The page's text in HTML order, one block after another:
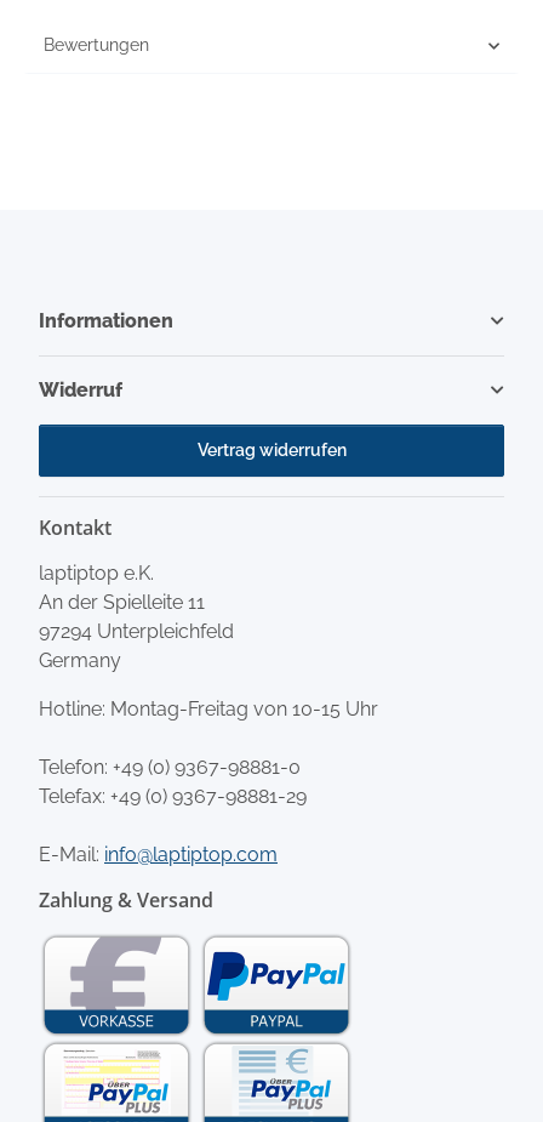
Bewertungen
Informationen
Widerruf
Vertrag widerrufen
Kontakt
laptiptop e.K.
An der Spielleite 11
97294 Unterpleichfeld
Germany
Hotline: Montag-Freitag von 10-15 Uhr
Telefon: +49 (0) 9367-98881-0
Telefax: +49 (0) 9367-98881-29
E-Mail: info@laptiptop.com
Zahlung & Versand